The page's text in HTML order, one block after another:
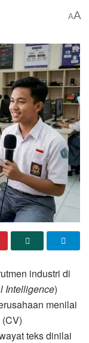
AA
industri di
Intelligence)
menilai
teks dinilai